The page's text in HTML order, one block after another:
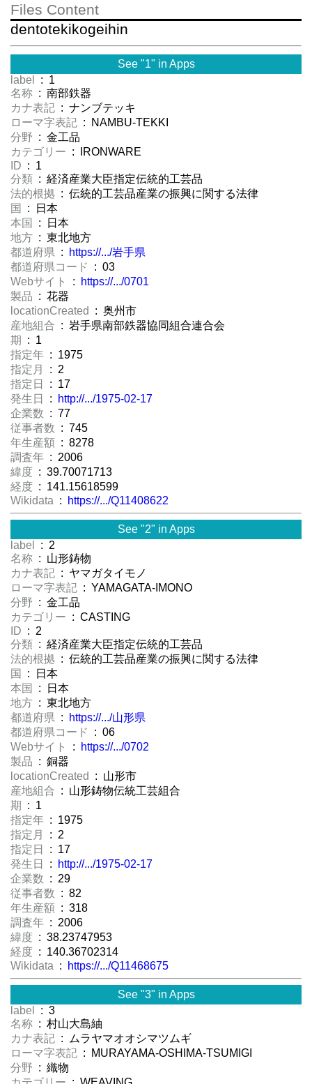
Files Content
dentotekikogeihin
See "1" in Apps
label
: 1
名称 : 南部鉄器
カナ表記 : ナンブテッキ
ローマ字表記 : NAMBU-TEKKI
分野 : 金工品
カテゴリー : IRONWARE
ID : 1
分類 : 経済産業大臣指定伝統的工芸品
法的根拠 : 伝統的工芸品産業の振興に関する法律
国
: 日本
本国
: 日本
地方 : 東北地方
都道府県 :
https://.../岩手県
都道府県コード
: 03
Webサイト
:
https://.../0701
製品 : 花器
locationCreated
: 奥州市
産地組合 : 岩手県南部鉄器協同組合連合会
期
: 1
指定年 : 1975
指定月
: 2
指定日
: 17
発生日
:
http://.../1975-02-17
企業数 : 77
従事者数 : 745
年生産額 : 8278
調査年 : 2006
緯度 : 39.70071713
経度 : 141.15618599
Wikidata : https://.../Q11408622
See "2" in Apps
label
: 2
名称 : 山形鋳物
カナ表記 : ヤマガタイモノ
ローマ字表記 : YAMAGATA-IMONO
分野 : 金工品
カテゴリー : CASTING
ID : 2
分類 : 経済産業大臣指定伝統的工芸品
法的根拠 : 伝統的工芸品産業の振興に関する法律
国
: 日本
本国
: 日本
地方 : 東北地方
都道府県 :
https://.../山形県
都道府県コード
: 06
Webサイト
:
https://.../0702
製品 : 銅器
locationCreated
: 山形市
産地組合 : 山形鋳物伝統工芸組合
期
: 1
指定年 : 1975
指定月
: 2
指定日
: 17
発生日
:
http://.../1975-02-17
企業数 : 29
従事者数 : 82
年生産額 : 318
調査年 : 2006
緯度 : 38.23747953
経度 : 140.36702314
Wikidata : https://.../Q11468675
See "3" in Apps
label
: 3
名称 : 村山大島紬
カナ表記 : ムラヤマオオシマツムギ
ローマ字表記 : MURAYAMA-OSHIMA-TSUMIGI
分野 : 織物